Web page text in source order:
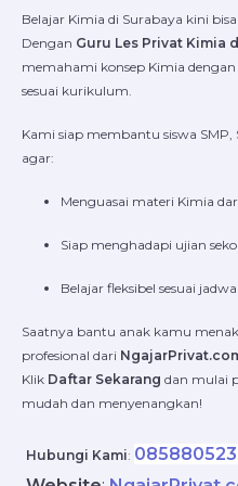
Belajar Kimia di Surabaya kini
Dengan Guru Les Privat Kimia
memahami konsep Kimia
sesuai kurikulum.
Kami siap membantu siswa SMP,
agar:
Menguasai materi Kimia
Siap menghadapi ujian
Belajar fleksibel sesuai
Saatnya bantu anak kamu
profesional dari
Klik Daftar Sekarang dan mulai
mudah dan menyenangkan!
Hubungi Kami: